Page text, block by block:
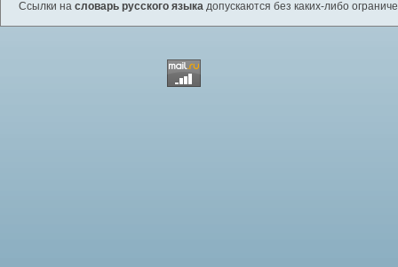
Ссылки на словарь русского языка допускаются без каких-либо